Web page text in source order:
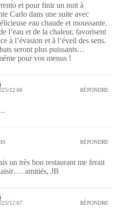
et pour finir un nuit à
Carlo dans une suite avec
eau chaude et moussante.
l’eau et de la chaleur, favorisent
à l’évasion et à l’éveil des sens.
seront plus puissants…
pour vos menus !
12:06 RÉPONDRE
RÉPONDRE
un très bon restaurant me ferait
amitiés, JB
12:07 RÉPONDRE